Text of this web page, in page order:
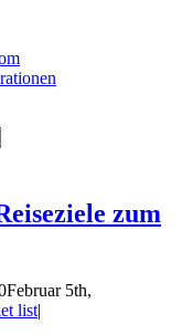
zum
Februar 5th,
list|